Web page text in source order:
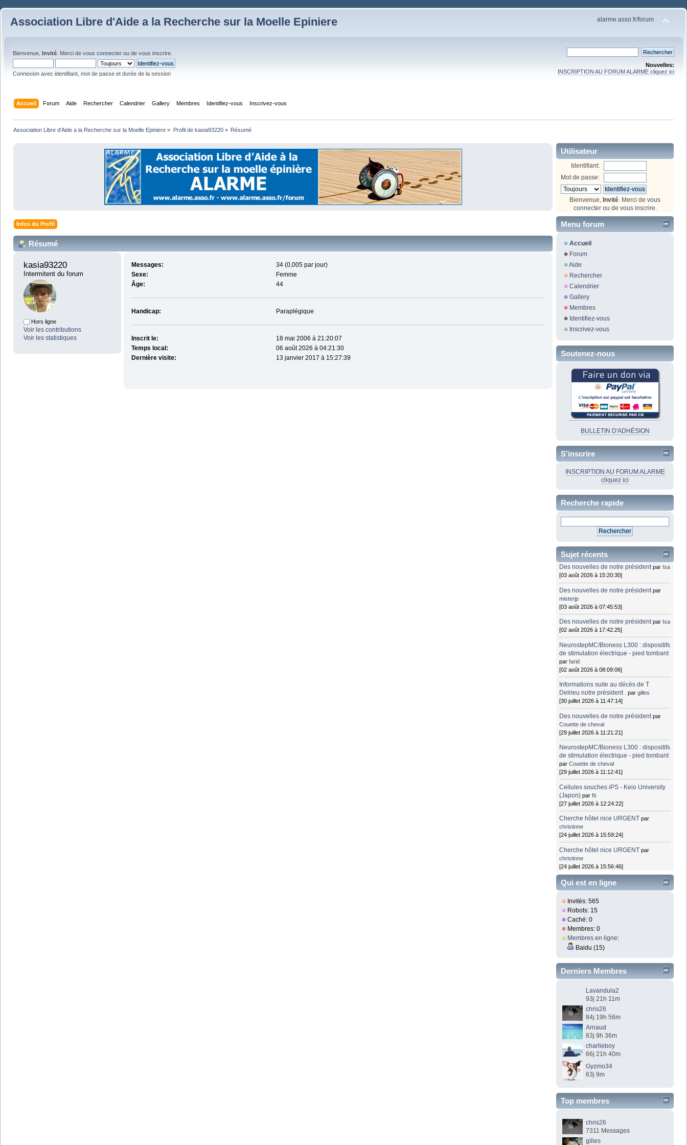
Association Libre d'Aide a la Recherche sur la Moelle Epiniere alarme.asso.fr/forum
Bienvenue, Invité . Merci de vous connecter ou de vous inscrire
Connexion avec identifiant, mot de passe et durée de la session
Nouvelles:
INSCRIPTION AU FORUM ALARME cliquez ici
Accueil Forum Aide Rechercher Calendrier Gallery Membres Identifiez-vous Inscrivez-vous
Association Libre d'Aide a la Recherche sur la Moelle Epiniere » Profil de kasia93220» Résumé
Infos du Profil
Résumé
kasia93220
Intermitent du forum
Hors ligne
Voir les contributions
Voir les statistiques
Messages:
34 (0,005 par jour)
Sexe:
Femme
Âge:
44
Handicap: Paraplégique
Inscrit le:
18 mai 2006 à 21:20:07
Temps local:
06 août 2026 à 04:21:30
Dernière visite:
13 janvier 2017 à 15:27:39
Utilisateur
Identifiant:
Mot de passe:
Bienvenue, Invité . Merci de vous
connecterou de vous inscrire
Menu forum
Accueil
Forum
Aide
Rechercher
Calendrier
Gallery
Membres
Identifiez-vous
Inscrivez-vous
Soutenez-nous
BULLETIN D'ADHÉSION
S'inscrire
INSCRIPTION AU FORUM ALARME
cliquez ici
Recherche rapide
Sujet récents
Des nouvelles de notre président par Isa
[03 août 2026 à 15:20:30]
Des nouvelles de notre président par
misterjp
[03 août 2026 à 07:45:53]
Des nouvelles de notre président par Isa
[02 août 2026 à 17:42:25]
NeurostepMC/Bioness L300 : dispositifs
de stimulation électrique - pied tombant
parfarid
[02 août 2026 à 08:09:06]
Informations suite au décès de T
Delrieu notre président . pargilles
[30 juillet 2026 à 11:47:14]
Des nouvelles de notre président par
Couette de cheval
[29 juillet 2026 à 11:21:21]
NeurostepMC/Bioness L300 : dispositifs
de stimulation électrique - pied tombant
parCouette de cheval
[29 juillet 2026 à 11:12:41]
Cellules souches iPS - Keio University
(Japon) parfti
[27 juillet 2026 à 12:24:22]
Cherche hôtel nice URGENT par
christinne
[24 juillet 2026 à 15:59:24]
Cherche hôtel nice URGENT par
christinne
[24 juillet 2026 à 15:56:46]
Qui est en ligne
Invités: 565
Robots: 15
Caché: 0
Membres: 0
Membres en ligne:
Baidu (15)
Derniers Membres
Lavandula2
93j 21h 11m
chris26
84j 19h 56m
Arnaud
83j 9h 36m
charlieboy
66j 21h 40m
Gyzmo34
63j 9m
Top membres
chris26
7311 Messages
gilles